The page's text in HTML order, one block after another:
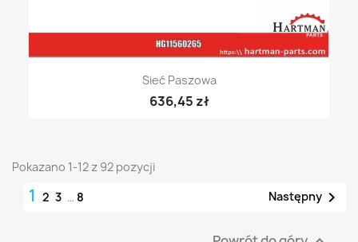
Sieć Paszowa
636,45 zł
Pokazano 1-12 z 92 pozycji
1 2 3 … 8 Następny 